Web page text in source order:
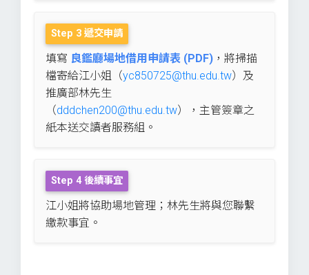
Step 3 遞交申請
填寫 良鑑廳場地借用申請表 (PDF) ，將掃描
檔寄給江小姐（yc850725@thu.edu.tw）及
推廣部林先生
（dddchen200@thu.edu.tw），主管簽章之
紙本送交讀者服務組。
Step 4 後續事宜
江小姐將協助場地管理；林先生將與您聯繫
繳款事宜。